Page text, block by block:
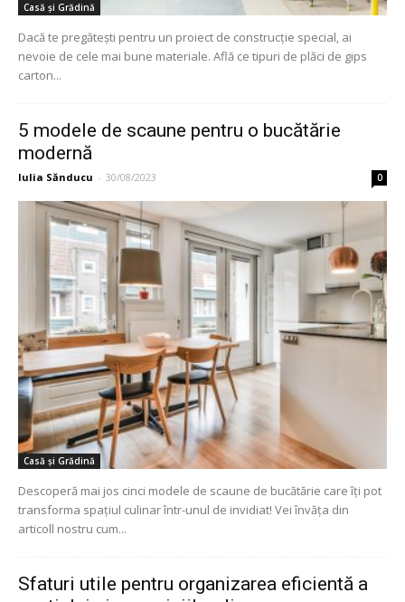
Casă și Grădină
Dacă te pregătești pentru un proiect de construcție special, ai
nevoie de cele mai bune materiale. Află ce tipuri de plăci de gips
carton...
5 modele de scaune pentru o bucătărie
modernă
Iulia Sănducu - 30/08/2023 0
Casă și Grădină
Descoperă mai jos cinci modele de scaune de bucătărie care îți pot
transforma spațiul culinar într-unul de invidiat! Vei învăța din
articoll nostru cum...
Sfaturi utile pentru organizarea eficientă a